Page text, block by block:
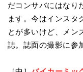
だコンサバにはなり
ます。今はインスタ
とが多いけど、メン
誌。誌面の撮影に参